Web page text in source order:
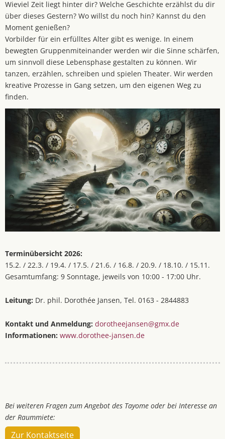
Wieviel Zeit liegt hinter dir? Welche Geschichte erzählst du dir
über dieses Gestern? Wo willst du noch hin? Kannst du den
Moment genießen?
Vorbilder für ein erfülltes Alter gibt es wenige. In einem
bewegten Gruppenmiteinander werden wir die Sinne schärfen,
um sinnvoll diese Lebensphase gestalten zu können. Wir
tanzen, erzählen, schreiben und spielen Theater. Wir werden
kreative Prozesse in Gang setzen, um den eigenen Weg zu
finden.
Terminübersicht 2026:
15.2. / 22.3. / 19.4. / 17.5. / 21.6. / 16.8. / 20.9. / 18.10. / 15.11.
Gesamtumfang: 9 Sonntage, jeweils von 10:00 - 17:00 Uhr.
Leitung: Dr. phil. Dorothée Jansen, Tel. 0163 - 2844883
Kontakt und Anmeldung: dorotheejansen@gmx.de
Informationen: www.dorothee-jansen.de
Bei weiteren Fragen zum Angebot des Tayome oder bei Interesse an
der Raummiete:
Zur Kontaktseite